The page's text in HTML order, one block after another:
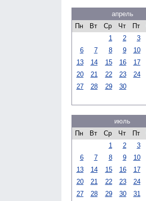
апрель
Пн
Вт Ср Чт Пт
1
2 3
6
7 8 9 10
13
14 15 16 17
20
21 22 23 24
27
28 29 30
июль
Пн
Вт Ср Чт Пт
1
2 3
6
7 8 9 10
13
14 15 16 17
20
21 22 23 24
27
28 29 30 31